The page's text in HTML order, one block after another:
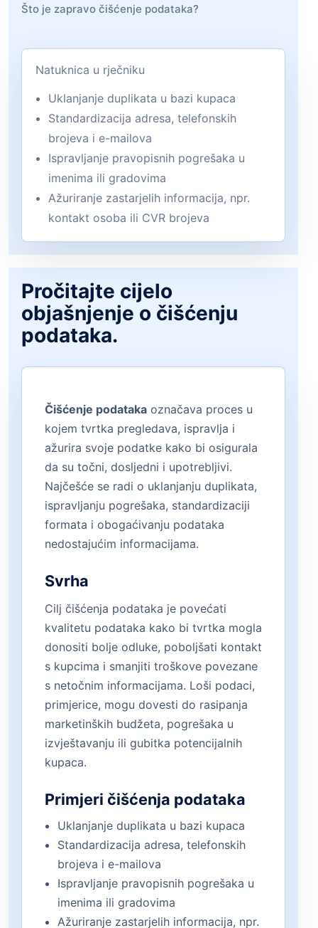
Što je zapravo čišćenje podataka?
Natuknica u rječniku
Uklanjanje duplikata u bazi kupaca
Standardizacija adresa, telefonskih
brojeva i e-mailova
Ispravljanje pravopisnih pogrešaka u
imenima ili gradovima
Ažuriranje zastarjelih informacija, npr.
kontakt osoba ili CVR brojeva
Pročitajte cijelo
objašnjenje o čišćenju
podataka.
Čišćenje podataka označava proces u
kojem tvrtka pregledava, ispravlja i
ažurira svoje podatke kako bi osigurala
da su točni, dosljedni i upotrebljivi.
Najčešće se radi o uklanjanju duplikata,
ispravljanju pogrešaka, standardizaciji
formata i obogaćivanju podataka
nedostajućim informacijama.
Svrha
Cilj čišćenja podataka je povećati
kvalitetu podataka kako bi tvrtka mogla
donositi bolje odluke, poboljšati kontakt
s kupcima i smanjiti troškove povezane
s netočnim informacijama. Loši podaci,
primjerice, mogu dovesti do rasipanja
marketinških budžeta, pogrešaka u
izvještavanju ili gubitka potencijalnih
kupaca.
Primjeri čišćenja podataka
Uklanjanje duplikata u bazi kupaca
Standardizacija adresa, telefonskih
brojeva i e-mailova
Ispravljanje pravopisnih pogrešaka u
imenima ili gradovima
Ažuriranje zastarjelih informacija, npr.